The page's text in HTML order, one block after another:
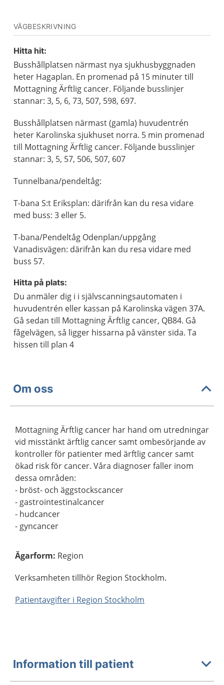
VÄGBESKRIVNING
Hitta hit:
Busshållplatsen närmast nya sjukhusbyggnaden
heter Hagaplan. En promenad på 15 minuter till
Mottagning Ärftlig cancer. Följande busslinjer
stannar: 3, 5, 6, 73, 507, 598, 697.
Busshållplatsen närmast (gamla) huvudentrén
heter Karolinska sjukhuset norra. 5 min promenad
till Mottagning Ärftlig cancer. Följande busslinjer
stannar: 3, 5, 57, 506, 507, 607
Tunnelbana/pendeltåg:
T-bana S:t Eriksplan: därifrån kan du resa vidare
med buss: 3 eller 5.
T-bana/Pendeltåg Odenplan/uppgång
Vanadisvägen: därifrån kan du resa vidare med
buss 57.
Hitta på plats:
Du anmäler dig i i självscanningsautomaten i
huvudentrén eller kassan på Karolinska vägen 37A.
Gå sedan till Mottagning Ärftlig cancer, QB84. Gå
fågelvägen, så ligger hissarna på vänster sida. Ta
hissen till plan 4
Om oss
Mottagning Ärftlig cancer har hand om utredningar
vid misstänkt ärftlig cancer samt ombesörjande av
kontroller för patienter med ärftlig cancer samt
ökad risk för cancer. Våra diagnoser faller inom
dessa områden:
- bröst- och äggstockscancer
- gastrointestinalcancer
- hudcancer
- gyncancer
Ägarform: Region
Verksamheten tillhör Region Stockholm.
Patientavgifter i Region Stockholm
Information till patient